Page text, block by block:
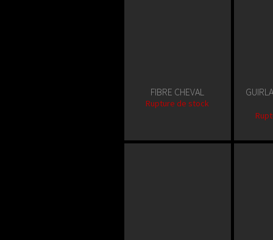
FIBRE CHEVAL
Rupture de stock